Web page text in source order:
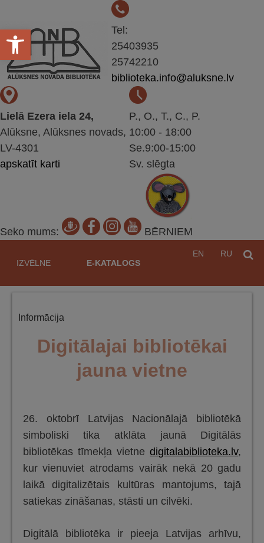
Open toolbar
Tel:
25403935
25742210
biblioteka.info@aluksne.lv
Lielā Ezera iela 24,
Alūksne, Alūksnes novads,
LV-4301
apskatīt karti
P., O., T., C., P.
10:00 - 18:00
Se.9:00-15:00
Sv. slēgta
Seko mums:
BĒRNIEM
IZVĒLNE E-KATALOGS
EN RU
Informācija
Digitālajai bibliotēkai
jauna vietne
26. oktobrī Latvijas Nacionālajā bibliotēkā
simboliski tika atklāta jaunā Digitālās
bibliotēkas tīmekļa vietnedigitalabiblioteka.lv,
kur vienuviet atrodams vairāk nekā 20 gadu
laikā digitalizētais kultūras mantojums, tajā
satiekas zināšanas, stāsti un cilvēki.
Digitālā bibliotēka ir pieeja Latvijas arhīvu,